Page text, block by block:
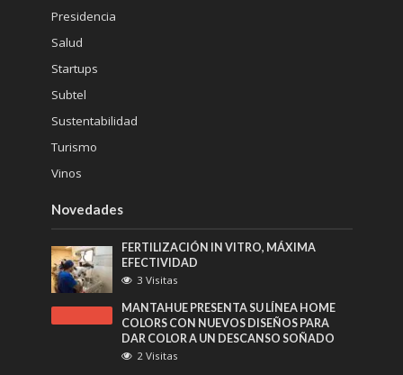
Presidencia
Salud
Startups
Subtel
Sustentabilidad
Turismo
Vinos
Novedades
FERTILIZACIÓN IN VITRO, MÁXIMA
EFECTIVIDAD
3 Visitas
MANTAHUE PRESENTA SU LÍNEA HOME
COLORS CON NUEVOS DISEÑOS PARA
DAR COLOR A UN DESCANSO SOÑADO
2 Visitas